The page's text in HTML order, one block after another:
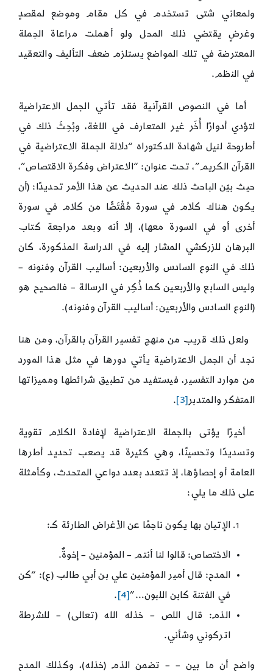
ولمعاني شتى تستخدم في كل مقام وموضع لمقصدٍ
وغرضٍ يقتضي ذلك المحل ولو أهملت مراعاة الجملة
المعترضة في تلك المواضع يستلزم ضعف التأليف والتعقيد
في النظم.
أما في النصوص القرآنية فقد تأتي الجمل الاعتراضية
لتؤدي أدوارًا أُخَر غير المتعارف في اللغة، وبُحِثَ ذلك في
أطروحة لنيل شهادة الدكتوراه “دلالة الجملة الاعتراضية في
القرآن الكريم”، تحت عنوان: “الاعتراض وفكرة الاقتصاص”،
حيث بيّن الباحث ذلك عند الحديث عن هذا الأمر تحديدًا: (أن
يكون هناك كلام في سورة مُقْتَصًّا من كلام في سورة
أخرى أو في السورة معها)، إلا أنه وبعد مراجعة كتاب
البرهان للزركشي المشار إليه في الدراسة المذكورة، كان
ذلك في النوع السادس والأربعين: أساليب القرآن وفنونه –
وليس السابع والأربعين كما ذُكِر في الرسالة – فالصحيح هو
(النوع السادس والأربعين: أساليب القرآن وفنونه).
ولعل ذلك قريب من منهج تفسير القرآن بالقرآن، ومن هنا
نجد أن الجمل الاعتراضية يأتي دورها في مثل هذا المورد
من موارد التفسير، فيستفيد من تطبيق شرائطها ومميزاتها
المتفكر والمتدبر[3]
.
أخيرًا يؤتى بالجملة الاعتراضية لإفادة الكلام تقوية
وتسديدًا وتحسينًا، وهي كثيرة قد يصعب تحديد أطرها
العامة أو إحصاؤها، إذ تتعدد بعدد دواعي المتحدث، وكأمثلة
على ذلك ما يلي:
الإتيان بها يكون ناجمًا عن الأغراض الطارئة كـ:
الاختصاص: قالوا لنا أنتم – المؤمنين – إخوةٌ.
المدح: قال أمير المؤمنين علي بن أبي طالب (ع): “كن
في الفتنة كابن اللبون…”[4]
.
الذم: قال اللص – خذله الله (تعالى) – للشرطة
اتركوني وشأني.
واضح أن ما بين – – تضمن الذم (خذله)، وكذلك المدح